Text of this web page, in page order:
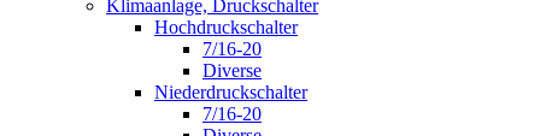
Klimaanlage, Druckschalter
Hochdruckschalter
7/16-20
Diverse
Niederdruckschalter
7/16-20